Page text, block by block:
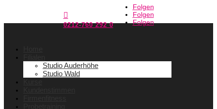

0212-760 292 0
Folgen
Folgen
Folgen
Studio Auderhöhe
Studio Wald